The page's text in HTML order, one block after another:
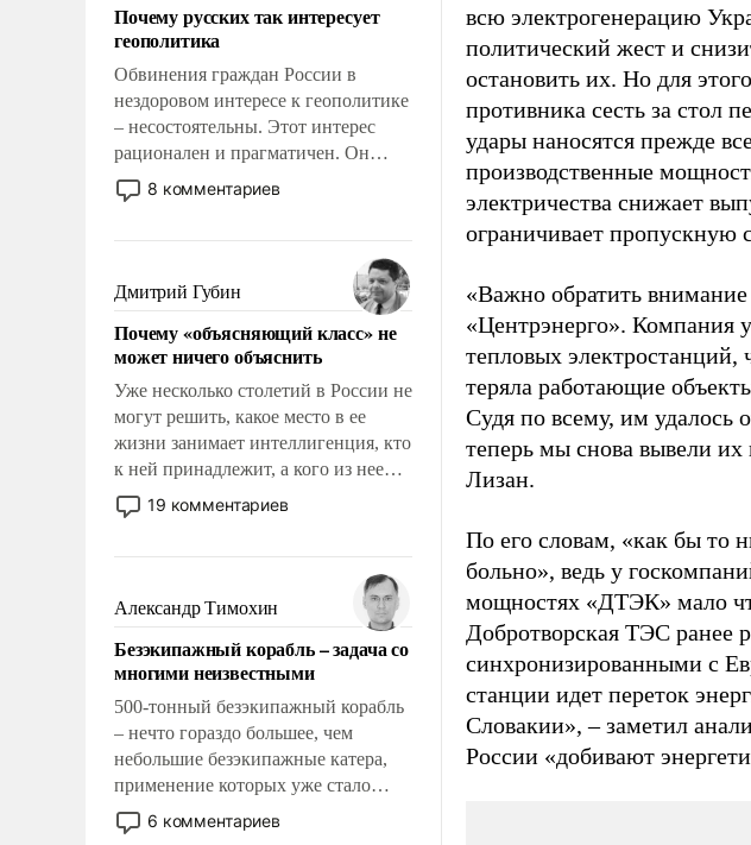
Почему русских так интересует
геополитика
Обвинения граждан России в
нездоровом интересе к геополитике
– несостоятельны. Этот интерес
рационален и прагматичен. Он
обусловлен тысячелетним опытом
выживания в крайне непростых
знанием, что мировая политика
имеет свойство заявляться на порог
нашего дома.
8 комментариев
Дмитрий Губин
Почему «объясняющий класс» не
может ничего объяснить
Уже несколько столетий в России не
могут решить, какое место в ее
жизни занимает интеллигенция, кто
к ней принадлежит, а кого из нее
исключили с правом
восстановления и без оного. И чем
казалось, что эти вопросы решены
раз и навсегда, но – нет, не решены.
19 комментариев
Александр Тимохин
Безэкипажный корабль – задача со
многими неизвестными
500-тонный безэкипажный корабль
– нечто гораздо большее, чем
небольшие безэкипажные катера,
применение которых уже стало
обыденностью. Задача по созданию
такого корабля очень сложна и
6 комментариев
всю электрогенерацию
политический жест и
остановить их. Но для
противника сесть за стол
удары наносятся прежде
производственные
электричества снижает
ограничивает пропускную
«Важно обратить внимание
«Центрэнерго». Компания
тепловых
теряла работающие
Судя по всему, им удалось
теперь мы снова вывели их
Лизан.
По его словам, «как бы то
больно», ведь у
мощностях «ДТЭК» мало
Добротворская ТЭС ранее
синхронизированными с
станции идет переток
Словакии», – заметил
России «добивают